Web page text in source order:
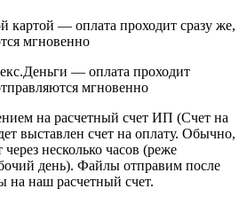
картой — оплата проходит сразу же,
мгновенно
— оплата проходит
мгновенно
на расчетный счет ИП (Счет на
выставлен счет на оплату. Обычно,
несколько часов (реже
день). Файлы отправим после
на наш расчетный счет.